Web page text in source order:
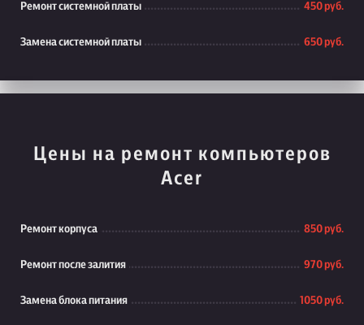
Ремонт системной платы 450 руб.
Замена системной платы 650 руб.
Цены на ремонт компьютеров
Acer
Ремонт корпуса 850 руб.
Ремонт после залития 970 руб.
Замена блока питания 1050 руб.